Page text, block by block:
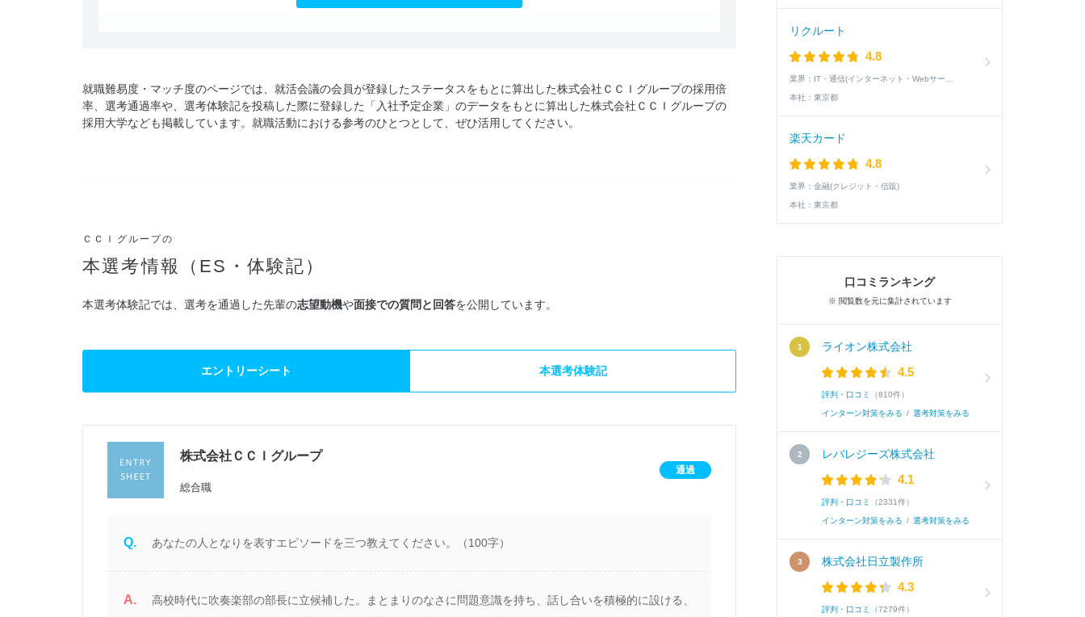
就職難易度・マッチ度のページでは、就活会議の会員が登録したステータスをもとに算出した株式会社ＣＣＩグループの採用倍
率、選考通過率や、選考体験記を投稿した際に登録した「入社予定企業」のデータをもとに算出した株式会社ＣＣＩグループの
採用大学なども掲載しています。就職活動における参考のひとつとして、ぜひ活用してください。
ＣＣＩグループの
本選考情報（ES・体験記）
本選考体験記では、選考を通過した先輩の志望動機や面接での質問と回答を公開しています。
エントリーシート 本選考体験記
株式会社ＣＣＩグループ
総合職
通過
Q. あなたの人となりを表すエピソードを三つ教えてください。（100字）
A.
高校時代に吹奏楽部の部長に立候補した。まとまりのなさに問題意識を持ち、話し合いを積極的に設ける、
株式会社ＣＣＩグループ
総合職
Q.
最近気になったニュースを2、3挙げ、それぞれ
い。(300字以内)
リクルート
4.8
業界：
本社： 東京都
楽天カード
4.8
業界： 金融(クレジット・信販)
本社： 東京都
口コミランキング
※ 閲覧数を元に集計されています
ライオン株式会社
4.5
評判・口コミ （810件）
インターン対策をみる / 選考対策をみる
レバレジーズ株式会社
4.1
評判・口コミ （2331件）
インターン対策をみる / 選考対策をみる
株式会社日立製作所
4.3
評判・口コミ （7279件）